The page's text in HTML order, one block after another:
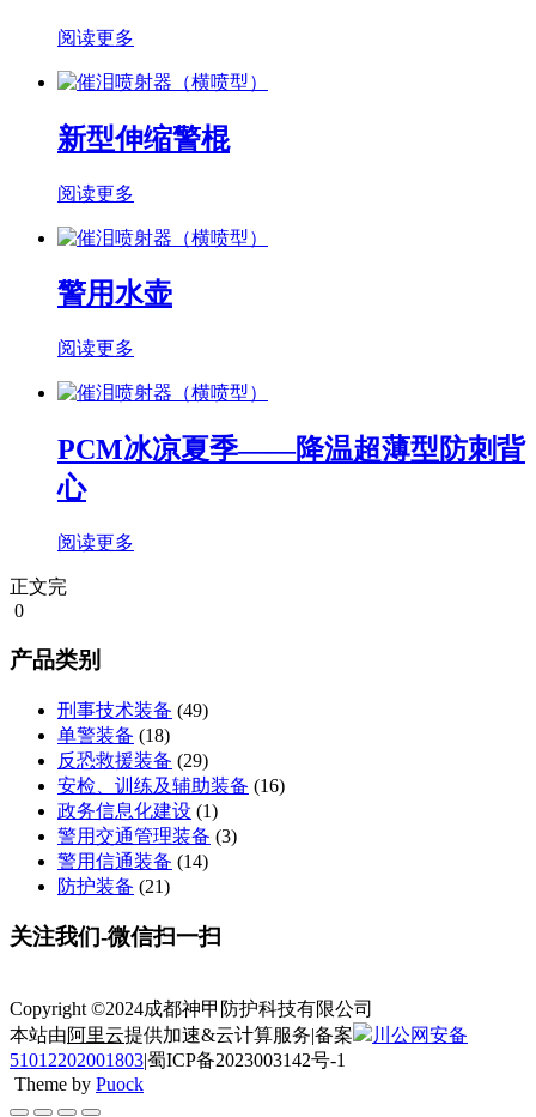
阅读更多
新型伸缩警棍
阅读更多
警用水壶
阅读更多
PCM冰凉夏季——降温超薄型防刺背
心
阅读更多
正文完
0
产品类别
刑事技术装备 (49)
单警装备 (18)
反恐救援装备 (29)
安检、训练及辅助装备 (16)
政务信息化建设 (1)
警用交通管理装备 (3)
警用信通装备 (14)
防护装备 (21)
关注我们-微信扫一扫
Copyright ©2024成都神甲防护科技有限公司
本站由阿里云提供加速&云计算服务|备案
川公网安备
51012202001803|蜀ICP备2023003142号-1
Theme by Puock